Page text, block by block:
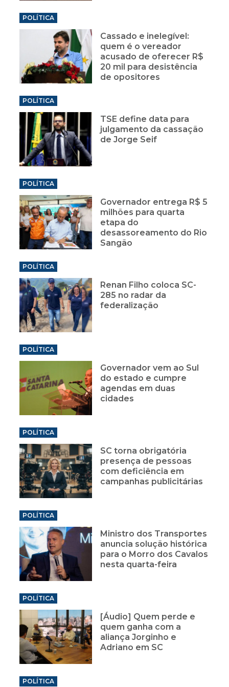
POLÍTICA
Cassado e inelegível:
quem é o vereador
acusado de oferecer R$
20 mil para desistência
de opositores
POLÍTICA
TSE define data para
julgamento da cassação
de Jorge Seif
POLÍTICA
Governador entrega R$ 5
milhões para quarta
etapa do
desassoreamento do Rio
Sangão
POLÍTICA
Renan Filho coloca SC-
285 no radar da
federalização
POLÍTICA
Governador vem ao Sul
do estado e cumpre
agendas em duas
cidades
POLÍTICA
SC torna obrigatória
presença de pessoas
com deficiência em
campanhas publicitárias
POLÍTICA
Ministro dos Transportes
anuncia solução histórica
para o Morro dos Cavalos
nesta quarta-feira
POLÍTICA
[Áudio] Quem perde e
quem ganha com a
aliança Jorginho e
Adriano em SC
POLÍTICA